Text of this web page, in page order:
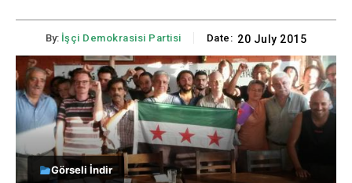
By: İşçi Demokrasisi Partisi Date: 20 July 2015
Görseli İndir